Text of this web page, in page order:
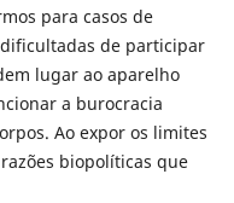
para casos de
de participar
lugar ao aparelho
a burocracia
Ao expor os limites
biopolíticas que